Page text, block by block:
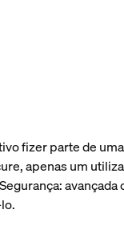
fizer parte de
apenas um